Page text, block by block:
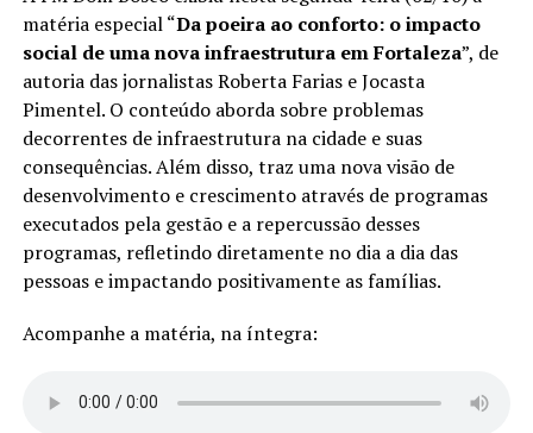
matéria especial “Da poeira ao conforto: o impacto
social de uma nova infraestrutura em Fortaleza”, de
autoria das jornalistas Roberta Farias e Jocasta
Pimentel. O conteúdo aborda sobre problemas
decorrentes de infraestrutura na cidade e suas
consequências. Além disso, traz uma nova visão de
desenvolvimento e crescimento através de programas
executados pela gestão e a repercussão desses
programas, refletindo diretamente no dia a dia das
pessoas e impactando positivamente as famílias.
Acompanhe a matéria, na íntegra: